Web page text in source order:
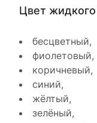
Цвет
бесцветный,
фиолетовый,
коричневый,
синий,
жёлтый,
зелёный,